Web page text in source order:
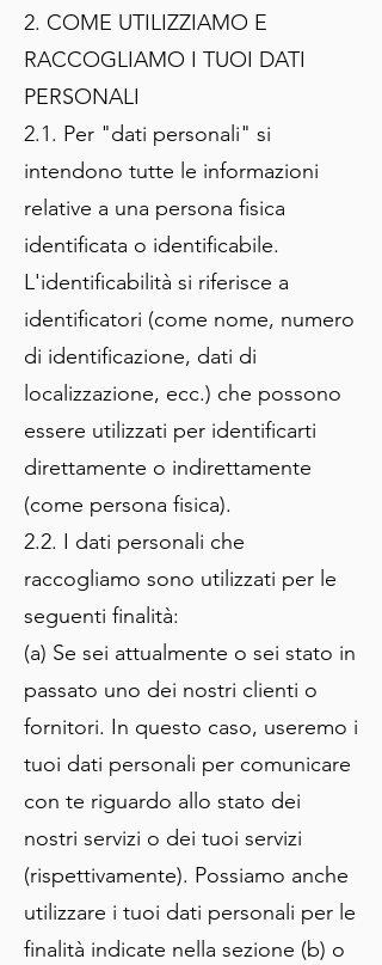
2. COME UTILIZZIAMO E
RACCOGLIAMO I TUOI DATI
PERSONALI
2.1. Per "dati personali" si
intendono tutte le informazioni
relative a una persona fisica
identificata o identificabile.
L'identificabilità si riferisce a
identificatori (come nome, numero
di identificazione, dati di
localizzazione, ecc.) che possono
essere utilizzati per identificarti
direttamente o indirettamente
(come persona fisica).
2.2. I dati personali che
raccogliamo sono utilizzati per le
seguenti finalità:
(a) Se sei attualmente o sei stato in
passato uno dei nostri clienti o
fornitori. In questo caso, useremo i
tuoi dati personali per comunicare
con te riguardo allo stato dei
nostri servizi o dei tuoi servizi
(rispettivamente). Possiamo anche
utilizzare i tuoi dati personali per le
finalità indicate nella sezione (b) o